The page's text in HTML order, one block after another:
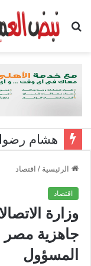
بحث
الرئيسية / اقتصاد
اقتصاد
وزارة
جاهزية مصر
المسؤول